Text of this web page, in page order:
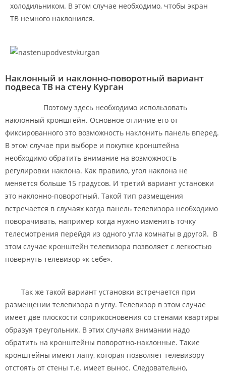
холодильником. В этом случае необходимо, чтобы экран
ТВ немного наклонился.
Наклонный и наклонно-поворотный вариант
подвеса ТВ на стену Курган
Поэтому здесь необходимо использовать
наклонный кронштейн. Основное отличие его от
фиксированного это возможность наклонить панель вперед.
В этом случае при выборе и покупке кронштейна
необходимо обратить внимание на возможность
регулировки наклона. Как правило, угол наклона не
меняется больше 15 градусов. И третий вариант установки
это наклонно-поворотный. Такой тип размещения
встречается в случаях когда панель телевизора необходимо
поворачивать, например когда нужно изменить точку
телесмотрения перейдя из одного угла комнаты в другой. В
этом случае кронштейн телевизора позволяет с легкостью
повернуть телевизор «к себе».
Так же такой вариант установки встречается при
размещении телевизора в углу. Телевизор в этом случае
имеет две плоскости соприкосновения со стенами квартиры
образуя треугольник. В этих случаях внимании надо
обратить на кронштейны поворотно-наклонные. Такие
кронштейны имеют лапу, которая позволяет телевизору
отстоять от стены т.е. имеет вынос. Следовательно,